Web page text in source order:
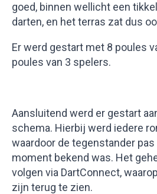
goed, binnen wellicht een
darten, en het terras zat dus
Er werd gestart met 8 poules
poules van 3 spelers.
Aansluitend werd er gestart
schema. Hierbij werd iedere
waardoor de tegenstander
moment bekend was. Het
volgen via DartConnect,
zijn terug te zien.